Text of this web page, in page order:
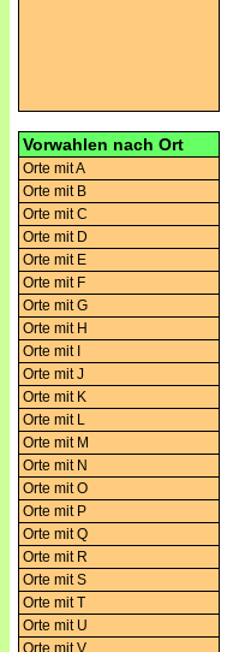
Vorwahlen nach Ort
Orte mit A
Orte mit B
Orte mit C
Orte mit D
Orte mit E
Orte mit F
Orte mit G
Orte mit H
Orte mit I
Orte mit J
Orte mit K
Orte mit L
Orte mit M
Orte mit N
Orte mit O
Orte mit P
Orte mit Q
Orte mit R
Orte mit S
Orte mit T
Orte mit U
Orte mit V